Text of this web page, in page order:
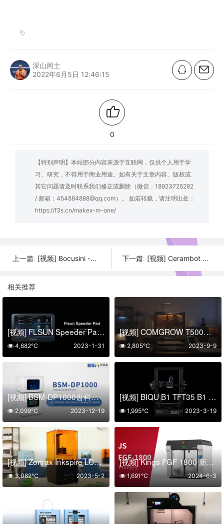
深山闲士
2022年6月5日 12:46:15
0
【特别声明】本站部分内容来源于互联网，仅供个人用于学
习、研究，不得用于商业用途。如有关于文章内容、版权或
其它问题请及时联系我们修正或删除（微信：18923725282
/ 邮箱：454884888@qq.com）。 如若转载，请注明出处：
https://f3s.cn/makex-m-one/
上一篇: [视频] Bocusini -世界上第一个即插即用的3D食品打印系统 下一篇: [视频] Cerambot Eazao陶瓷3D打印机 把你的家变成一个陶瓷工作室
相关推荐
[视频] FLSUN Speeder Pad 一拖三 惊人的打印速度
2023-1-31
4,682℃
[视频] COMGROW T500：大尺寸Klipper直驱FDM 3D打印机
2023-9-9
2,805℃
[视频] BSM-DP1000齿科专用3D打印机：精度与效率兼而易得
2023-12-19
2,099℃
[视频] BIQU B1 TFT35 B1 V3.0 32位双操作系统 FDM 3D打印机
2023-3-19
1,995℃
[视频] Zortrax Inkspire LCD光固化3D打印机 为速度和打印精度而生
2023-5-2
3,082℃
[视频] Kings FGF 1800 新一代工业级高性能颗粒3D打印机
2024-6-3
1,691℃